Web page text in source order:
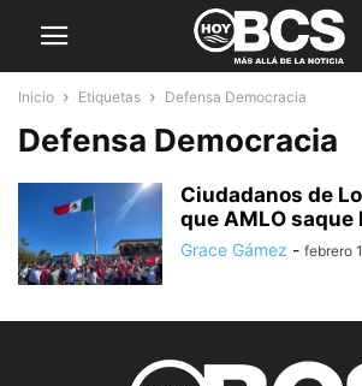
Inicio Etiquetas Defensa Democracia
Defensa Democracia
Ciudadanos de
que AMLO saque
Grace Gámez - febrero